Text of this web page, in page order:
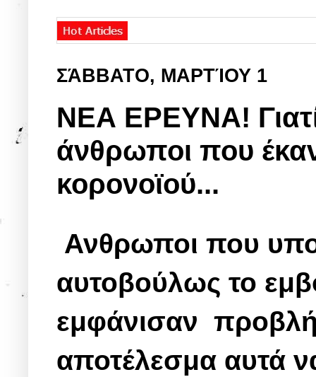
ΣΆΒΒΑΤΟ, ΜΑΡΤΊΟΥ 1
ΝΕΑ ΕΡΕΥΝΑ!
άνθρωποι που
κορονοϊού...
Ανθρωποι που
αυτοβούλως το
εμφάνισαν
αποτέλεσμα αυτά